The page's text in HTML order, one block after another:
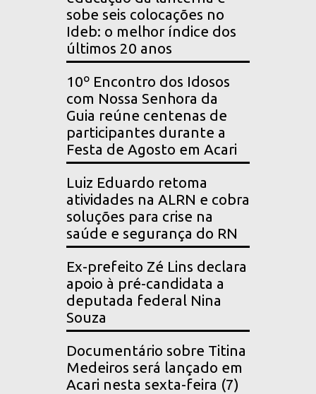
sobe seis colocações no
Ideb: o melhor índice dos
últimos 20 anos
10º Encontro dos Idosos
com Nossa Senhora da
Guia reúne centenas de
participantes durante a
Festa de Agosto em Acari
Luiz Eduardo retoma
atividades na ALRN e cobra
soluções para crise na
saúde e segurança do RN
Ex-prefeito Zé Lins declara
apoio à pré-candidata a
deputada federal Nina
Souza
Documentário sobre Titina
Medeiros será lançado em
Acari nesta sexta-feira (7)